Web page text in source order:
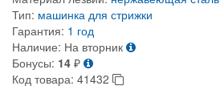
Тип: машинка для стрижки
Гарантия: 1 год
Наличие: На вторник
Бонусы: 14 ₽
Код товара: 41432